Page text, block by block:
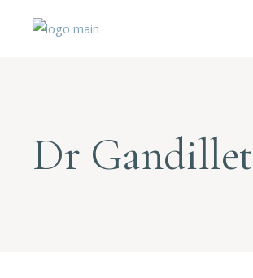
Dr Gandillet